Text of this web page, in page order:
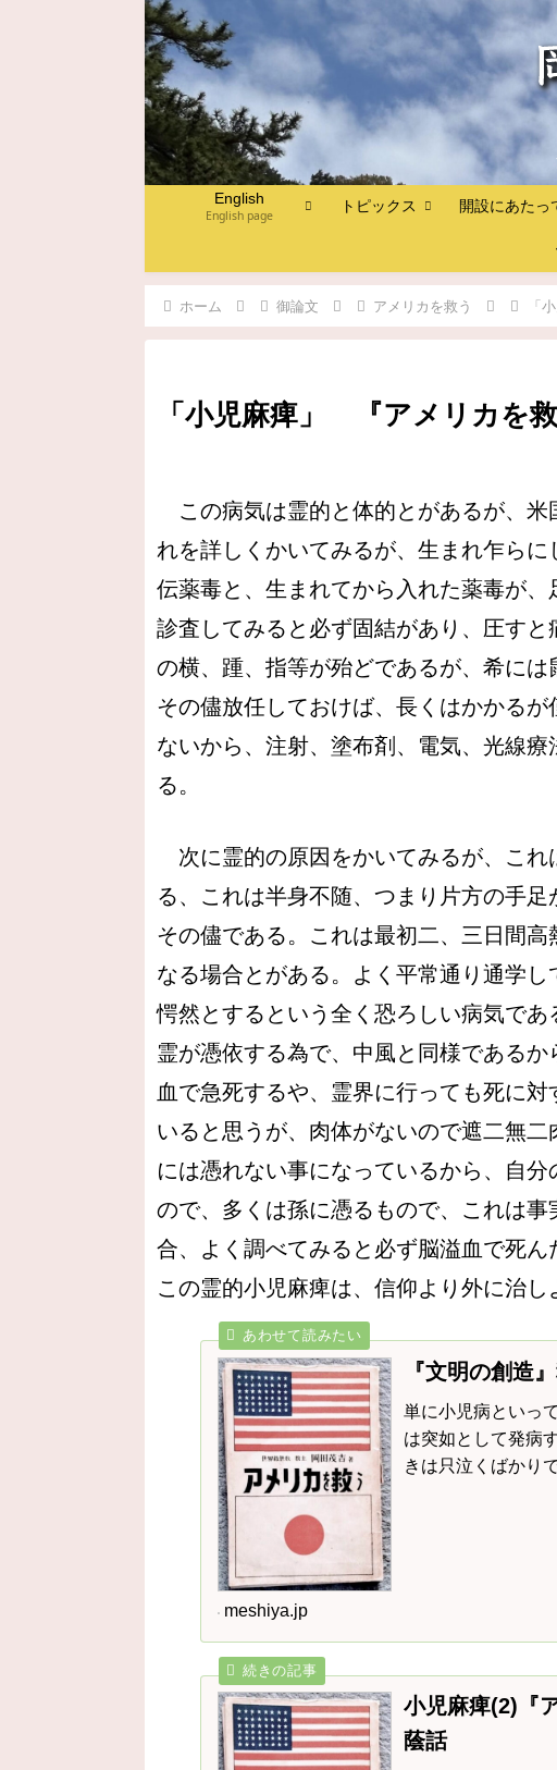
English
English page
トピックス 開設にあたっ
ホーム 御論文 アメリカを救う 「
「小児麻痺」 『アメリカを
この病気は霊的と体的とがあるが、米
れを詳しくかいてみるが、生まれ乍ら
伝薬毒と、生まれてから入れた薬毒が
診査してみると必ず固結があり、圧す
の横、踵、指等が殆どであるが、希には
その儘放任しておけば、長くはかかる
ないから、注射、塗布剤、電気、光線
る。
次に霊的の原因をかいてみるが、これ
る、これは半身不随、つまり片方の手
その儘である。これは最初二、三日間
なる場合とがある。よく平常通り通学し
愕然とするという全く恐ろしい病気で
霊が憑依する為で、中風と同様である
血で急死するや、霊界に行っても死に
いると思うが、肉体がないので遮二無
には憑れない事になっているから、自
ので、多くは孫に憑るもので、これは
合、よく調べてみると必ず脳溢血で死ん
この霊的小児麻痺は、信仰より外に治し
『文明の創
単に小児病といっ
は突如として発病
きは只泣くばかり
meshiya.jp
小児麻痺(2)『
蔭話